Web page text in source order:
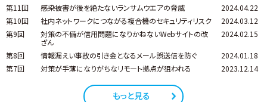
第11回 感染被害が後を絶たないランサムウエアの脅威
2024.04.22
第10回
社内ネットワークにつながる複合機のセキュリティリスク
2024.03.12
第9回
対策の不備が信用問題になりかねないWebサイトの改
ざん
2024.02.15
第8回 情報漏えい事故の引き金となるメール誤送信を防ぐ
2024.01.18
第7回
対策が手薄になりがちなリモート拠点が狙われる 2023.12.14
もっと見る